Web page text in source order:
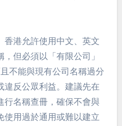
香港允許使用中文、英文
但必須以「有限公司」
不能與現有公司名稱過分
違反公眾利益。建議先在
行名稱查冊，確保不會與
使用過於通用或難以建立